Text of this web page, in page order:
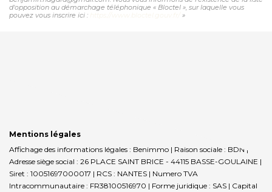
d'opposition au démarchage téléphonique « Bloctel », sur laquelle vous
pouvez vous inscrire ici :
»
Mentions légales
Affichage des informations légales : Benimmo | Raison sociale : BDN |
Adresse siège social : 26 PLACE SAINT BRICE - 44115 BASSE-GOULAINE |
Siret : 10051697000017 | RCS : NANTES | Numero TVA
Intracommunautaire : FR38100516970 | Forme juridique : SAS | Capital